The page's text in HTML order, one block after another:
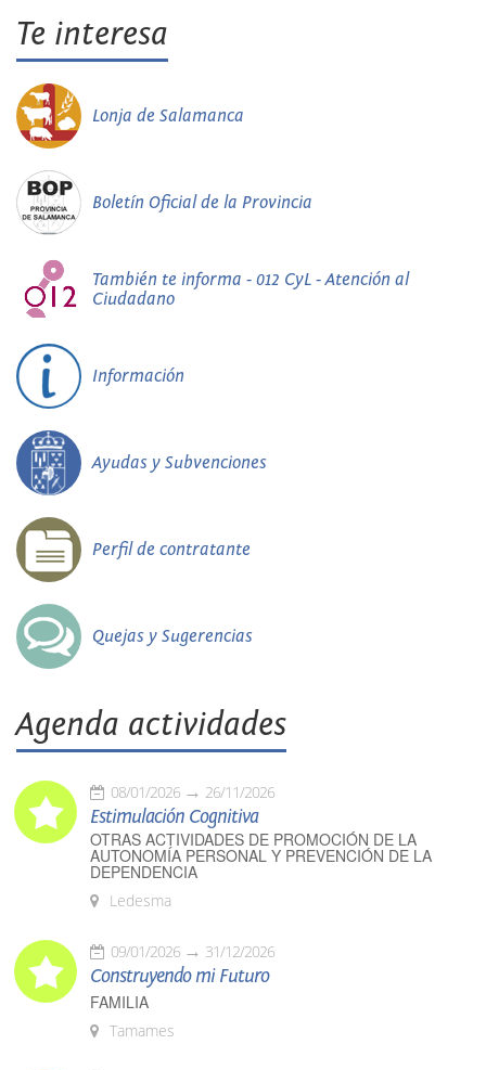
Te interesa
Lonja de Salamanca
Boletín Oficial de la Provincia
También te informa - 012 CyL - Atención al
Ciudadano
Información
Ayudas y Subvenciones
Perfil de contratante
Quejas y Sugerencias
Agenda actividades
08/01/2026 26/11/2026
Estimulación Cognitiva
OTRAS ACTIVIDADES DE PROMOCIÓN DE LA
AUTONOMÍA PERSONAL Y PREVENCIÓN DE LA
DEPENDENCIA
Ledesma
09/01/2026 31/12/2026
Construyendo mi Futuro
FAMILIA
Tamames